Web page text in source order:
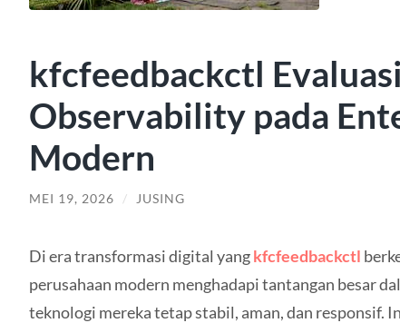
kfcfeedbackctl
Observability pada
Modern
MEI 19, 2026 / JUSING
Di era transformasi digital yangkfcfeedbackctl
perusahaan modern menghadapi tantangan besar
teknologi mereka tetap stabil, aman, dan responsif.